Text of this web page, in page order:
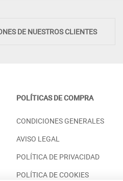
CON 4 CAJONES Y
PRECIO DESDE:
DE NUESTROS CLIENTES
POLÍTICAS DE COMPRA
CONDICIONES GENERALES
AVISO LEGAL
POLÍTICA DE PRIVACIDAD
POLÍTICA DE COOKIES